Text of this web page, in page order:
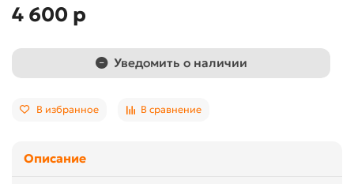
4 600 р
Уведомить о наличии
В избранное В сравнение
Описание